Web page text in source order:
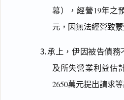
幕），經營19年之
元，因無法經營致
⒊承上，伊因被告債務
及所失營業利益估
2650萬元提出請求等